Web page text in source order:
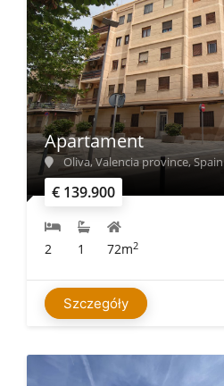
€ 139.900
Apartament
Oliva, Valencia province, Spain
2 1 72m2
Szczegóły